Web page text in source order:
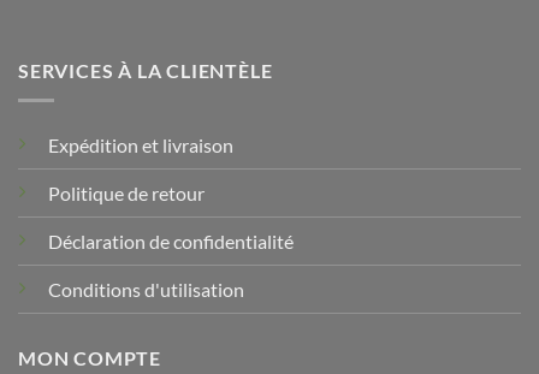
SERVICES À LA CLIENTÈLE
Expédition et livraison
Politique de retour
Déclaration de confidentialité
Conditions d'utilisation
MON COMPTE